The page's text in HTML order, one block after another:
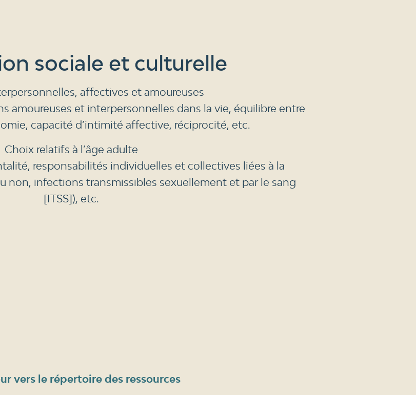
sociale et culturelle
affectives et amoureuses
amoureuses et interpersonnelles dans la vie, équilibre entre
capacité d’intimité affective, réciprocité, etc.
Choix relatifs à l’âge adulte
responsabilités individuelles et collectives liées à la
non, infections transmissibles sexuellement et par le sang
[ITSS]), etc.
vers le répertoire des ressources